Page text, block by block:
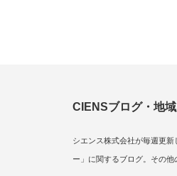
CIENSブログ・地
シエンス株式会社が毎週更
ー」に関するブログ。その他